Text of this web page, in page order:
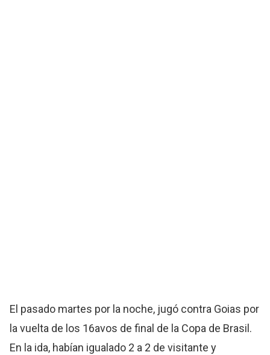
El pasado martes por la noche, jugó contra Goias por
la vuelta de los 16avos de final de la Copa de Brasil.
En la ida, habían igualado 2 a 2 de visitante y